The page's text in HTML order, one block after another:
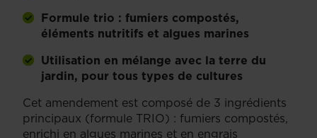
Formule trio : fumiers compostés,
éléments nutritifs et algues marines
Utilisation en mélange avec la terre du
jardin, pour tous types de cultures
Cet amendement est composé de 3 ingrédients
principaux (formule TRIO) : fumiers compostés,
enrichi en algues marines et en engrais